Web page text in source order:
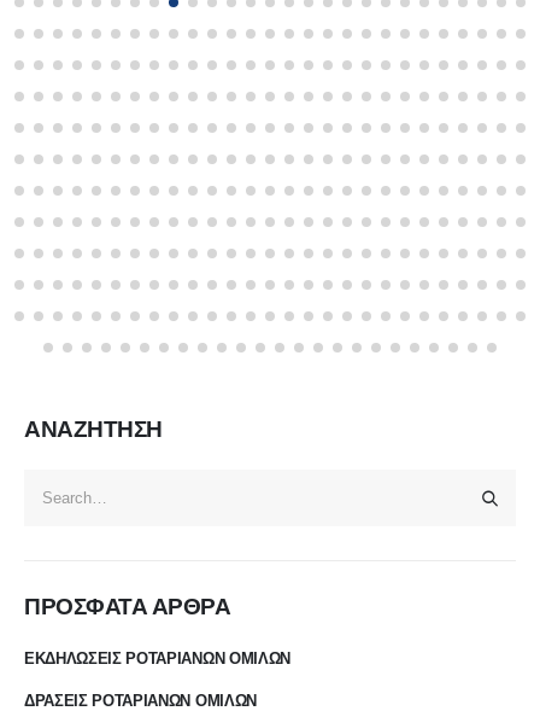
ΑΝΑΖΗΤΗΣΗ
ΠΡΟΣΦΑΤΑ ΑΡΘΡΑ
ΕΚΔΗΛΩΣΕΙΣ ΡΟΤΑΡΙΑΝΩΝ ΟΜΙΛΩΝ
ΔΡΑΣΕΙΣ ΡΟΤΑΡΙΑΝΩΝ ΟΜΙΛΩΝ